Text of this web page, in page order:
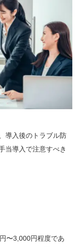
導入後のトラブル防
当導入で注意すべき
〜3,000円程度であ